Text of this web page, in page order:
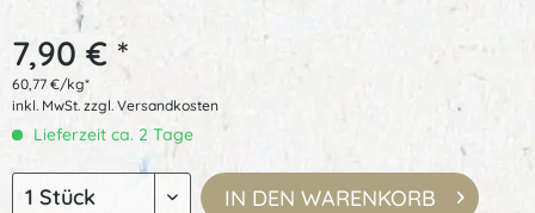
7,90 € *
60,77 €/kg*
inkl. MwSt. zzgl. Versandkosten
Lieferzeit ca. 2 Tage
IN DEN WARENKORB